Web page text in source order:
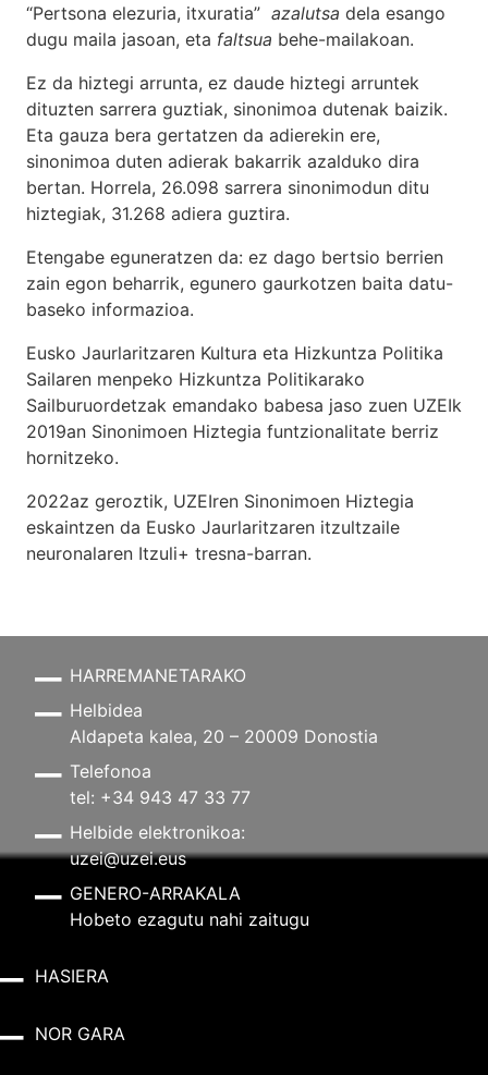
“Pertsona elezuria, itxuratia” azalutsa dela esango
dugu maila jasoan, eta faltsua behe-mailakoan.
Ez da hiztegi arrunta, ez daude hiztegi arruntek
dituzten sarrera guztiak, sinonimoa dutenak baizik.
Eta gauza bera gertatzen da adierekin ere,
sinonimoa duten adierak bakarrik azalduko dira
bertan. Horrela, 26.098 sarrera sinonimodun ditu
hiztegiak, 31.268 adiera guztira.
Etengabe eguneratzen da: ez dago bertsio berrien
zain egon beharrik, egunero gaurkotzen baita datu-
baseko informazioa.
Eusko Jaurlaritzaren Kultura eta Hizkuntza Politika
Sailaren menpeko Hizkuntza Politikarako
Sailburuordetzak emandako babesa jaso zuen UZEIk
2019an Sinonimoen Hiztegia funtzionalitate berriz
hornitzeko.
2022az geroztik, UZEIren Sinonimoen Hiztegia
eskaintzen da Eusko Jaurlaritzaren itzultzaile
neuronalaren Itzuli+ tresna-barran.
HARREMANETARAKO
Helbidea
Aldapeta kalea, 20 – 20009 Donostia
Telefonoa
tel: +34 943 47 33 77
Helbide elektronikoa:
uzei@uzei.eus
GENERO-ARRAKALA
Hobeto ezagutu nahi zaitugu
HASIERA
NOR GARA